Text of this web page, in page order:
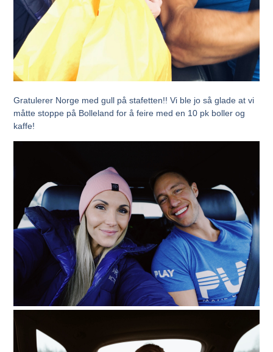
Gratulerer Norge med gull på stafetten!! Vi ble jo så glade at vi
måtte stoppe på Bolleland for å feire med en 10 pk boller og
kaffe!